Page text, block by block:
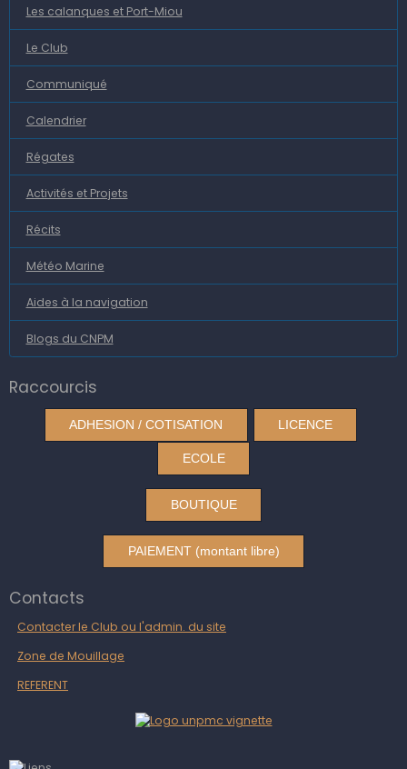
Les calanques et Port-Miou
Le Club
Communiqué
Calendrier
Régates
Activités et Projets
Récits
Météo Marine
Aides à la navigation
Blogs du CNPM
Raccourcis
ADHESION / COTISATION LICENCE
ECOLE
BOUTIQUE
PAIEMENT (montant libre)
Contacts
Contacter le Club ou l'admin. du site
Zone de Mouillage
REFERENT